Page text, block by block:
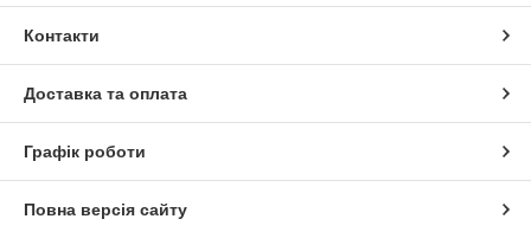
Контакти
Доставка та оплата
Графік роботи
Повна версія сайту